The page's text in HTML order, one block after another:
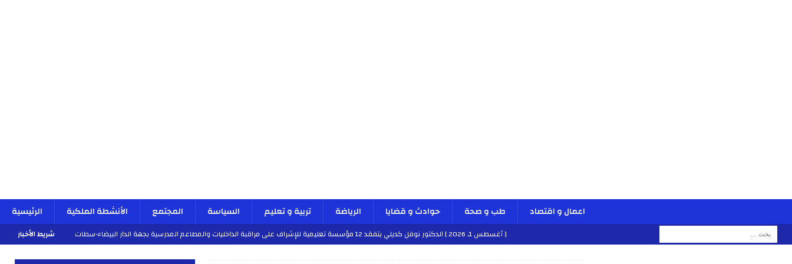
الرئيسية الأنشطة الملكية المجتمع السياسة تربية و تعليم الرياضة حوادث و قضايا طب و صحة اعمال و اقتصاد
شريط الأخبار [ أغسطس 1, 2026 ]
الدكتور نوفل كديلي يتفقد 12 مؤسسة تعليمية للإشراف على مراقبة الداخليات والمطاعم المدرسية بجهة الدار البيضاء-سطات